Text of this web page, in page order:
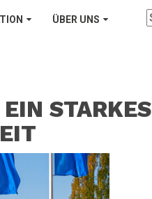
ÜBER UNS
STARKES